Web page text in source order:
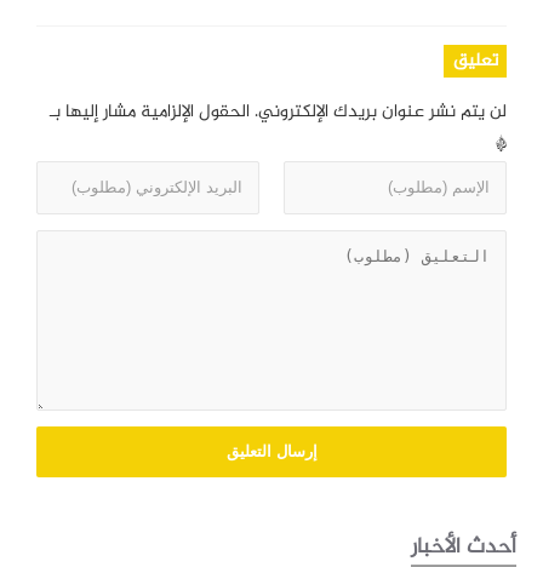
تعليق
لن يتم نشر عنوان بريدك الإلكتروني. الحقول الإلزامية مشار إليها بـ
*
أحدث الأخبار